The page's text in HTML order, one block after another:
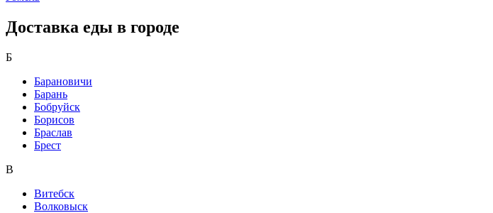
Доставка еды в городе
Б
Барановичи
Барань
Бобруйск
Борисов
Браслав
Брест
В
Витебск
Волковыск